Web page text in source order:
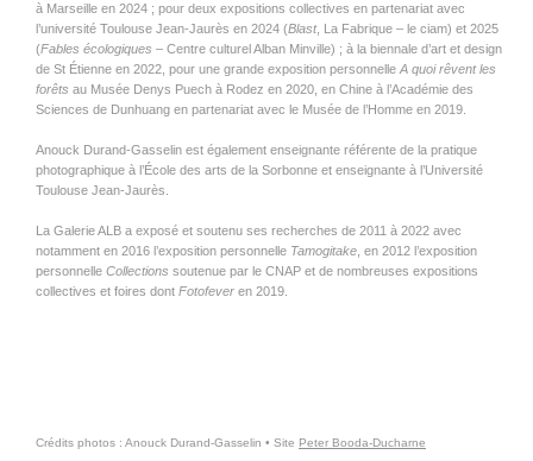
à Marseille en 2024 ; pour deux expositions collectives en partenariat avec
l’université Toulouse Jean-Jaurès en 2024 (Blast, La Fabrique – le ciam) et 2025
(Fables écologiques – Centre culturel Alban Minville) ; à la biennale d’art et design
de St Étienne en 2022, pour une grande exposition personnelle A quoi rêvent les
forêts au Musée Denys Puech à Rodez en 2020, en Chine à l’Académie des
Sciences de Dunhuang en partenariat avec le Musée de l’Homme en 2019.
Anouck Durand-Gasselin est également enseignante référente de la pratique
photographique à l’École des arts de la Sorbonne et enseignante à l’Université
Toulouse Jean-Jaurès.
La GalerieALB a exposé et soutenu ses recherches de 2011 à 2022 avec
notamment en 2016 l’exposition personnelle Tamogitake , en 2012 l’exposition
personnelle Collections soutenue par le CNAP et de nombreuses expositions
collectives et foires dont Fotofever en 2019.
Crédits photos : Anouck Durand-Gasselin • Site Peter Booda-Ducharne